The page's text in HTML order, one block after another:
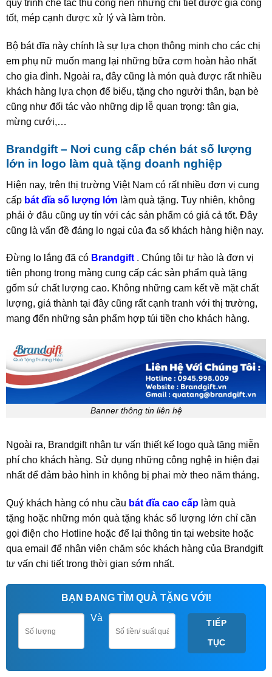
quy trình chế tác thủ công nên những chi tiết được gia công
tốt, mép cạnh được xử lý và làm tròn.
Bộ bát đĩa này chính là sự lựa chọn thông minh cho các chị
em phụ nữ muốn mang lại những bữa cơm hoàn hảo nhất
cho gia đình. Ngoài ra, đây cũng là món quà được rất nhiều
khách hàng lựa chọn để biếu, tặng cho người thân, bạn bè
cũng như đối tác vào những dịp lễ quan trọng: tân gia,
mừng cưới,…
Brandgift – Nơi cung cấp chén bát số lượng
lớn in logo làm quà tặng doanh nghiệp
Hiện nay, trên thị trường Việt Nam có rất nhiều đơn vị cung
cấp bát đĩa số lượng lớn làm quà tặng. Tuy nhiên, không
phải ở đâu cũng uy tín với các sản phẩm có giá cả tốt. Đây
cũng là vấn đề đáng lo ngại của đa số khách hàng hiện nay.
Đừng lo lắng đã có Brandgift. Chúng tôi tự hào là đơn vị
tiên phong trong mảng cung cấp các sản phẩm quà tặng
gốm sứ chất lượng cao. Không những cam kết về mặt chất
lượng, giá thành tại đây cũng rất cạnh tranh với thị trường,
mang đến những sản phẩm hợp túi tiền cho khách hàng.
Banner thông tin liên hệ
Ngoài ra, Brandgift nhận tư vấn thiết kế logo quà tặng miễn
phí cho khách hàng. Sử dụng những công nghệ in hiện đại
nhất để đảm bảo hình in không bị phai mờ theo năm tháng.
Quý khách hàng có nhu cầu bát đĩa cao cấplàm quà
tặng hoặc những món quà tặng khác số lượng lớn chỉ cần
gọi điện cho Hotline hoặc để lại thông tin tại website hoặc
qua email để nhân viên chăm sóc khách hàng của Brandgift
tư vấn chi tiết trong thời gian sớm nhất.
BẠN ĐANG TÌM QUÀ TẶNG VỚI!
Và
TIẾP
TỤC